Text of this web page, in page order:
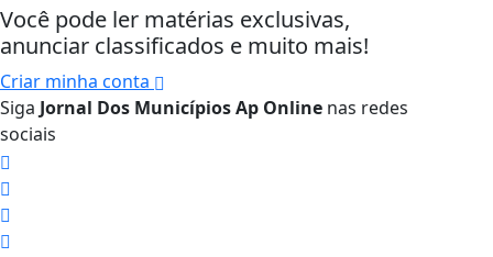
Você pode ler matérias exclusivas,
anunciar classificados e muito mais!
Criar minha conta
Siga Jornal Dos Municípios Ap Online nas redes
sociais